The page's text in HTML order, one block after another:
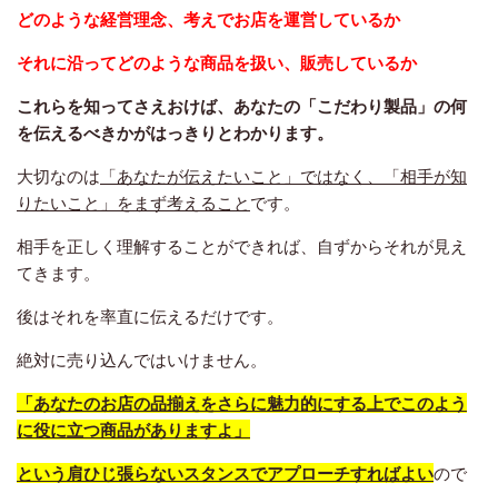
どのような経営理念、考えでお店を運営しているか
それに沿ってどのような商品を扱い、販売しているか
これらを知ってさえおけば、あなたの「こだわり製品」の何
を伝えるべきかがはっきりとわかります。
大切なのは 「あなたが伝えたいこと」ではなく、「相手が知
りたいこと」をまず考えること です。
相手を正しく理解することができれば、自ずからそれが見え
てきます。
後はそれを率直に伝えるだけです。
絶対に売り込んではいけません。
「あなたのお店の品揃えをさらに魅力的にする上でこのよう
に役に立つ商品がありますよ」
という肩ひじ張らないスタンスでアプローチすればよいので